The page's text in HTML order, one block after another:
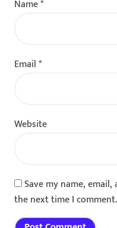
Name*
Email*
Website
Save my name,
the next time I comment.